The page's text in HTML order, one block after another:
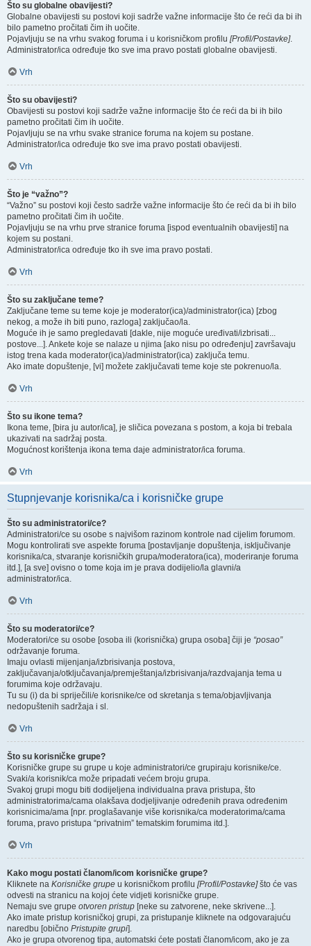
Što su globalne obavijesti?
Globalne obavijesti su postovi koji sadrže važne informacije što će reći da bi ih
bilo pametno pročitati čim ih uočite.
Pojavljuju se na vrhu svakog foruma i u korisničkom profilu [Profil/Postavke].
Administrator/ica određuje tko sve ima pravo postati globalne obavijesti.
Vrh
Što su obavijesti?
Obavijesti su postovi koji sadrže važne informacije što će reći da bi ih bilo
pametno pročitati čim ih uočite.
Pojavljuju se na vrhu svake stranice foruma na kojem su postane.
Administrator/ica određuje tko sve ima pravo postati obavijesti.
Vrh
Što je “važno”?
“Važno” su postovi koji često sadrže važne informacije što će reći da bi ih bilo
pametno pročitati čim ih uočite.
Pojavljuju se na vrhu prve stranice foruma [ispod eventualnih obavijesti] na
kojem su postani.
Administrator/ica određuje tko ih sve ima pravo postati.
Vrh
Što su zaključane teme?
Zaključane teme su teme koje je moderator(ica)/administrator(ica) [zbog
nekog, a može ih biti puno, razloga] zaključao/la.
Moguće ih je samo pregledavati [dakle, nije moguće uređivati/izbrisati...
postove...]. Ankete koje se nalaze u njima [ako nisu po određenju] završavaju
istog trena kada moderator(ica)/administrator(ica) zaključa temu.
Ako imate dopuštenje, [vi] možete zaključavati teme koje ste pokrenuo/la.
Vrh
Što su ikone tema?
Ikona teme, [bira ju autor/ica], je sličica povezana s postom, a koja bi trebala
ukazivati na sadržaj posta.
Mogućnost korištenja ikona tema daje administrator/ica foruma.
Vrh
Stupnjevanje korisnika/ca i korisničke grupe
Što su administratori/ce?
Administratori/ce su osobe s najvišom razinom kontrole nad cijelim forumom.
Mogu kontrolirati sve aspekte foruma [postavljanje dopuštenja, isključivanje
korisnika/ca, stvaranje korisničkih grupa/moderatora(ica), moderiranje foruma
itd.], [a sve] ovisno o tome koja im je prava dodijelio/la glavni/a
administrator/ica.
Vrh
Što su moderatori/ce?
Moderatori/ce su osobe [osoba ili (korisnička) grupa osoba] čiji je “posao”
održavanje foruma.
Imaju ovlasti mijenjanja/izbrisivanja postova,
zaključavanja/otključavanja/premještanja/izbrisivanja/razdvajanja tema u
forumima koje održavaju.
Tu su (i) da bi spriječili/e korisnike/ce od skretanja s tema/objavljivanja
nedopuštenih sadržaja i sl.
Vrh
Što su korisničke grupe?
Korisničke grupe su grupe u koje administratori/ce grupiraju korisnike/ce.
Svaki/a korisnik/ca može pripadati većem broju grupa.
Svakoj grupi mogu biti dodijeljena individualna prava pristupa, što
administratorima/cama olakšava dodjeljivanje određenih prava određenim
korisnicima/ama [npr. proglašavanje više korisnika/ca moderatorima/cama
foruma, pravo pristupa “privatnim” tematskim forumima itd.].
Vrh
Kako mogu postati članom/icom korisničke grupe?
Kliknete na Korisničke grupe u korisničkom profilu [Profil/Postavke]što će vas
odvesti na stranicu na kojoj ćete vidjeti korisničke grupe.
Nemaju sve grupe otvoren pristup [neke su zatvorene, neke skrivene...].
Ako imate pristup korisničkoj grupi, za pristupanje kliknete na odgovarajuću
naredbu [obično Pristupite grupi].
Ako je grupa otvorenog tipa, automatski ćete postati članom/icom, ako je za